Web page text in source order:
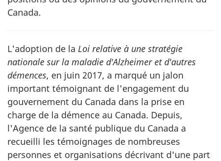
Canada.
L'adoption de la Loi relative à une stratégie
nationale sur la maladie d'Alzheimer et d'autres
démences, en juin 2017, a marqué un jalon
important témoignant de l'engagement du
gouvernement du Canada dans la prise en
charge de la démence au Canada. Depuis,
l'Agence de la santé publique du Canada a
recueilli les témoignages de nombreuses
personnes et organisations décrivant d'une part